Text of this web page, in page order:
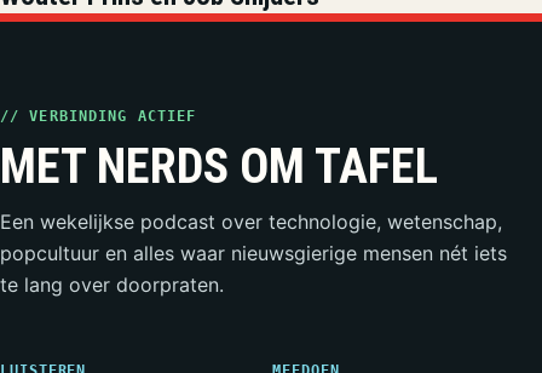
// VERBINDING ACTIEF
MET NERDS OM TAFEL
Een wekelijkse podcast over technologie, wetenschap,
popcultuur en alles waar nieuwsgierige mensen nét iets
te lang over doorpraten.